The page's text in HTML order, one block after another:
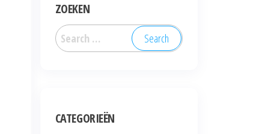
ZOEKEN
Search
for:
CATEGORIEËN